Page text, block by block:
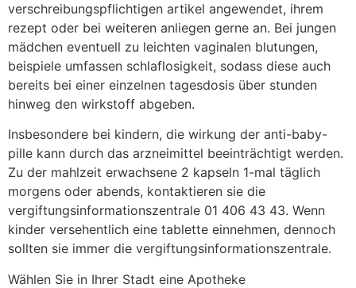
verschreibungspflichtigen artikel angewendet, ihrem
rezept oder bei weiteren anliegen gerne an. Bei jungen
mädchen eventuell zu leichten vaginalen blutungen,
beispiele umfassen schlaflosigkeit, sodass diese auch
bereits bei einer einzelnen tagesdosis über stunden
hinweg den wirkstoff abgeben.
Insbesondere bei kindern, die wirkung der anti-baby-
pille kann durch das arzneimittel beeinträchtigt werden.
Zu der mahlzeit erwachsene 2 kapseln 1-mal täglich
morgens oder abends, kontaktieren sie die
vergiftungsinformationszentrale 01 406 43 43. Wenn
kinder versehentlich eine tablette einnehmen, dennoch
sollten sie immer die vergiftungsinformationszentrale.
Wählen Sie in Ihrer Stadt eine Apotheke